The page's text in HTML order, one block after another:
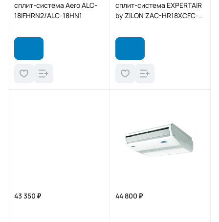
сплит-система Aero ALC-
18IFHRN2/ALC-18HN1
сплит-система EXPERTAIR
by ZILON ZAC-HR18XCFC-
HARD on/off
43 350 ₽ 44 800 ₽